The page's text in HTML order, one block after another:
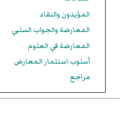
المؤيدون والنقاد
المعارضة والجواب السلبي
المعارضة في العلوم
أسلوب استثمار المعارض
مراجع